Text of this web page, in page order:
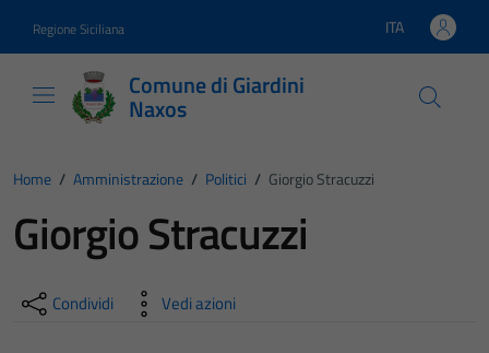
Regione Siciliana Lingua attiva:
ITA
Comune di Giardini
Naxos
Home / Amministrazione / Politici / Giorgio Stracuzzi
Giorgio Stracuzzi
Condividi Vedi azioni